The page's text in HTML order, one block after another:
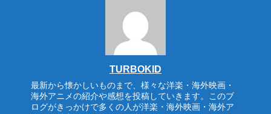
TURBOKID
最新から懐かしいものまで、様々な洋楽・海外映画・
海外アニメの紹介や感想を投稿していきます。このブ
ログがきっかけで多くの人が洋楽・海外映画・海外ア